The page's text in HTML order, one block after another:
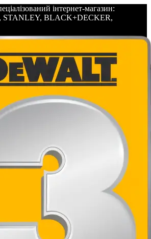
інтернет-магазин:
STANLEY, BLACK+DECKER,